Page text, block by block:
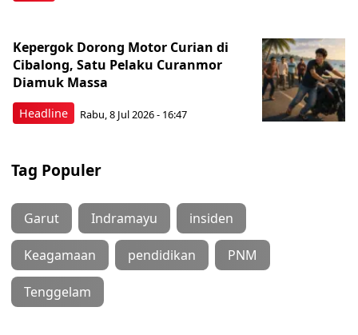
Headline
Kepergok Dorong Motor Curian di
Cibalong, Satu Pelaku Curanmor
Diamuk Massa
Rabu, 8 Jul 2026 - 16:47
Tag Populer
Garut Indramayu insiden
Keagamaan pendidikan PNM
Tenggelam